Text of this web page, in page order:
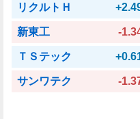
リクルトＨ
新東工 -
ＴＳテック
サンワテク -